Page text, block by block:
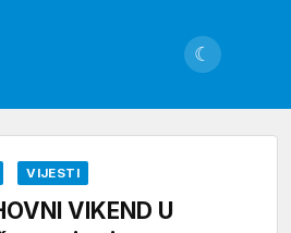
☾
VIJESTI
VIKEND U